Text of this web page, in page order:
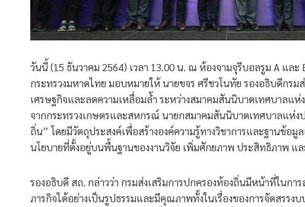
วันนี้ (15 ธันวาคม 2564) เวลา 13.00 น. ณ ห้องจามจุรีบอลรูม A แล
กระทรวงมหาดไทย มอบหมายให้ นายขจร ศรีชวโนทัย รองอธิบดีกร
เศรษฐกิจและลดความเหลื่อมล้ำ ระหว่างสมาคมสันนิบาตเทศบาล
จากกระทรวงเกษตรและสหกรณ์ นายกสมาคมสันนิบาตเทศบาลแห่
ถิ่น” โดยมีวัตถุประสงค์เพื่อสร้างองค์ความรู้ทางวิชาการและฐานข้อ
นโยบายที่ตั้งอยู่บนพื้นฐานของงานวิจัย เพิ่มศักยภาพ ประสิทธิภาพ แ
รองอธิบดี สถ. กล่าวว่า กรมส่งเสริมการปกครองท้องถิ่นมีหน้าที่ในก
ภารกิจได้อย่างเป็นรูปธรรมและมีคุณภาพทั้งในเรื่องของการจัดสร